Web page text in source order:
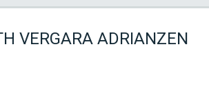
VERGARA ADRIANZEN